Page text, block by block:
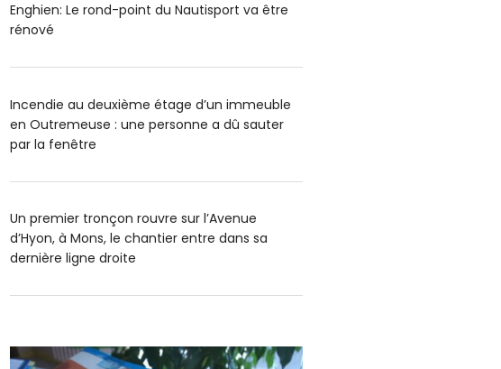
Enghien: Le rond-point du Nautisport va être
rénové
Incendie au deuxième étage d’un immeuble
en Outremeuse : une personne a dû sauter
par la fenêtre
Un premier tronçon rouvre sur l’Avenue
d’Hyon, à Mons, le chantier entre dans sa
dernière ligne droite